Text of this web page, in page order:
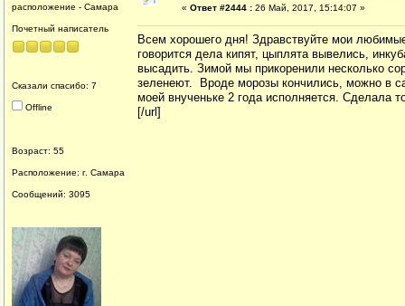
расположение - Самара
Почетный написатель
Сказали спасибо: 7
Offline
Возраст: 55
Расположение: г. Самара
Сообщений: 3095
« Ответ #2444 : 26 Май, 2017, 15:14:07 »
Всем хорошего дня! Здравствуйте мои
говорится дела кипят, цыплята вывелись,
высадить. Зимой мы прикоренили несколько
зеленеют. Вроде морозы кончились, можно в
моей внученьке 2 года исполняется. Сделала
[/url]